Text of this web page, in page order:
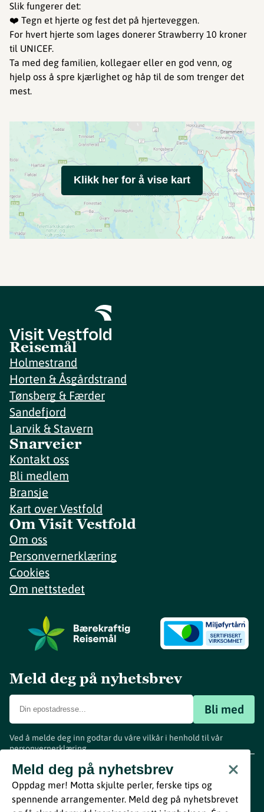
Slik fungerer det:
❤️ Tegn et hjerte og fest det på hjerteveggen.
For hvert hjerte som lages donerer Strawberry 10 kroner
til UNICEF.
Ta med deg familien, kollegaer eller en god venn, og
hjelp oss å spre kjærlighet og håp til de som trenger det
mest.
Klikk her for å vise kart
Reisemål
Holmestrand
Horten & Åsgårdstrand
Tønsberg & Færder
Sandefjord
Larvik & Stavern
Snarveier
Kontakt oss
Bli medlem
Bransje
Kart over Vestfold
Om Visit Vestfold
Om oss
Personvernerklæring
Cookies
Om nettstedet
Meld deg på nyhetsbrev
Bli med
Ved å melde deg inn godtar du våre vilkår i henhold til vår
personvernerklæring.
Meld deg på nyhetsbrev
Oppdag mer! Motta skjulte perler, ferske tips og
spennende arrangementer. Meld deg på nyhetsbrevet
www.visitvestfold.com
Turistinformasjon
Vestfold Fylkeskommune